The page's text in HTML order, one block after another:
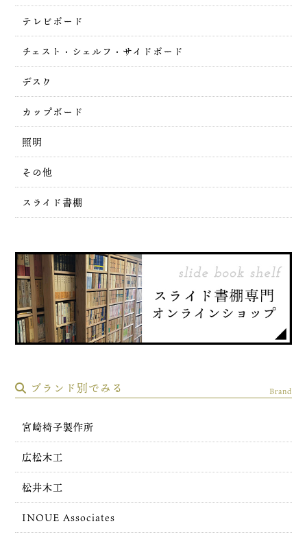
テレビボード
チェスト・シェルフ・サイドボード
デスク
カップボード
照明
その他
スライド書棚
ブランド別でみる Brand
宮崎椅子製作所
広松木工
松井木工
INOUE Associates